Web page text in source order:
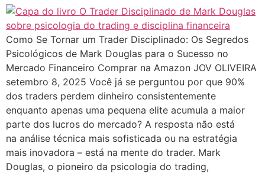
Como Se Tornar um Trader Disciplinado: Os Segredos
Psicológicos de Mark Douglas para o Sucesso no
Mercado Financeiro Comprar na Amazon JOV OLIVEIRA
setembro 8, 2025 Você já se perguntou por que 90%
dos traders perdem dinheiro consistentemente
enquanto apenas uma pequena elite acumula a maior
parte dos lucros do mercado? A resposta não está
na análise técnica mais sofisticada ou na estratégia
mais inovadora – está na mente do trader. Mark
Douglas, o pioneiro da psicologia do trading,